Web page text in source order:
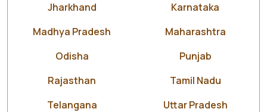
Jharkhand
Karnataka
Madhya Pradesh
Maharashtra
Odisha
Punjab
Rajasthan
Tamil Nadu
Telangana
Uttar Pradesh